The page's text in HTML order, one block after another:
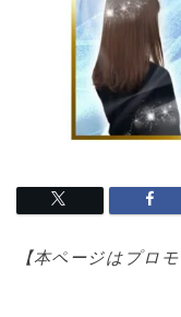
【本ページはプロモ